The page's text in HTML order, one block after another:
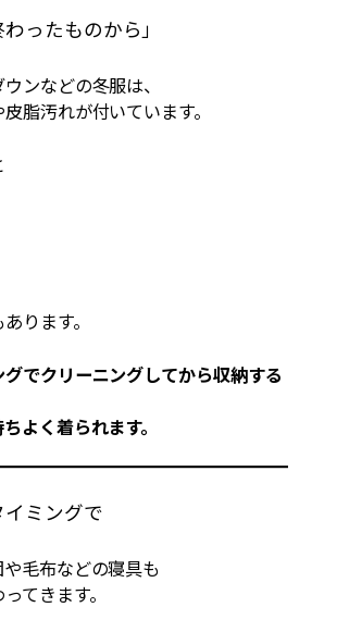
ったものから」
ンなどの冬服は、
脂汚れが付いています。
ります。
でクリーニングしてから収納する
よく着られます。
ミングで
毛布などの寝具も
てきます。